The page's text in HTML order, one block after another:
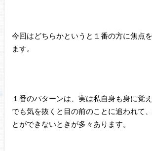
今回はどちらかというと１番の方に焦点
ます。
１番のパターンは、実は私自身も身に覚
でも気を抜くと目の前のことに追われて
とができないときが多々あります。